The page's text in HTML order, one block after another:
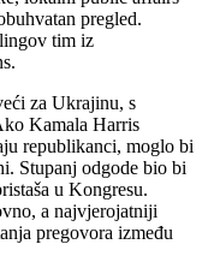
pregled.
tim iz
za Ukrajinu, s
Kamala Harris
republikanci, moglo bi
Stupanj odgode bio bi
u Kongresu.
a najvjerojatniji
pregovora između